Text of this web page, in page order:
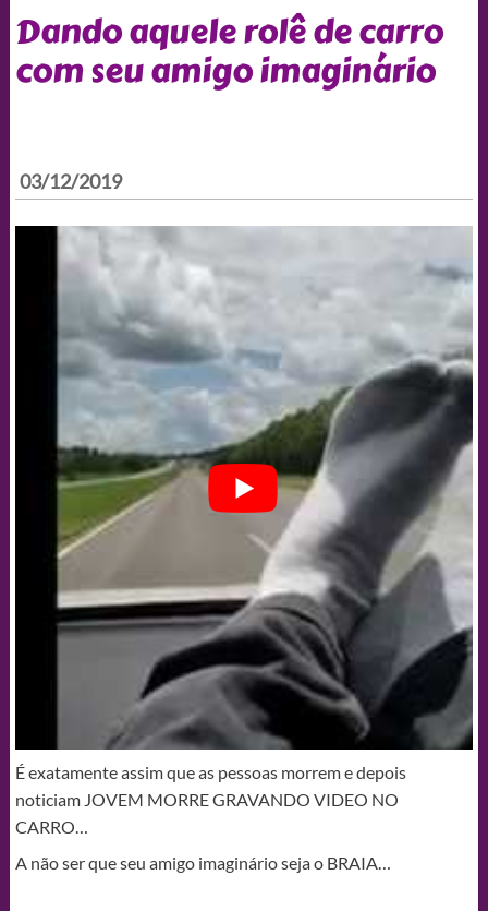
Dando aquele rolê de carro
com seu amigo imaginário
03/12/2019
É exatamente assim que as pessoas morrem e depois
noticiam JOVEM MORRE GRAVANDO VIDEO NO
CARRO…
A não ser que seu amigo imaginário seja o BRAIA…